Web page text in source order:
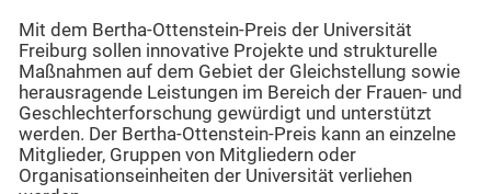
Mit dem Bertha-Ottenstein-Preis der Universität
Freiburg sollen innovative Projekte und strukturelle
Maßnahmen auf dem Gebiet der Gleichstellung sowie
herausragende Leistungen im Bereich der Frauen- und
Geschlechterforschung gewürdigt und unterstützt
werden. Der Bertha-Ottenstein-Preis kann an einzelne
Mitglieder, Gruppen von Mitgliedern oder
Organisationseinheiten der Universität verliehen